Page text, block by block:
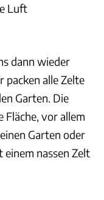
Luft
dann wieder
packen alle Zelte
Garten. Die
vor allem
Garten oder
einem nassen Zelt